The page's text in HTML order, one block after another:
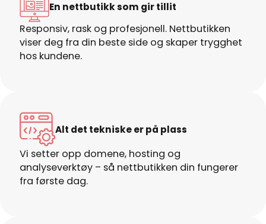
En nettbutikk som gir tillit
Responsiv, rask og profesjonell. Nettbutikken
viser deg fra din beste side og skaper trygghet
hos kundene.
Alt det tekniske er på plass
Vi setter opp domene, hosting og
analyseverktøy – så nettbutikken din fungerer
fra første dag.